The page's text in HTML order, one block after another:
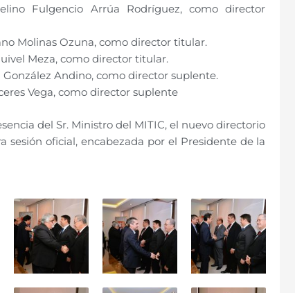
Fulgencio Arrúa Rodríguez, como director
Molinas Ozuna, como director titular.
Meza, como director titular.
González Andino, como director suplente.
Vega, como director suplente
del Sr. Ministro del MITIC, el nuevo directorio
sesión oficial, encabezada por el Presidente de la